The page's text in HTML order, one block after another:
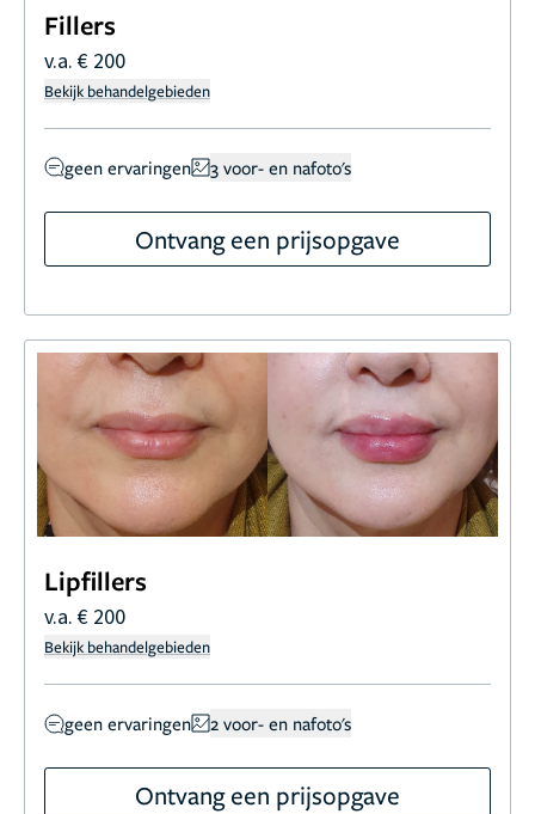
Fillers
v.a. € 200
Bekijk behandelgebieden
geen ervaringen 3 voor- en nafoto's
Ontvang een prijsopgave
Lipfillers
v.a. € 200
Bekijk behandelgebieden
geen ervaringen 2 voor- en nafoto's
Ontvang een prijsopgave